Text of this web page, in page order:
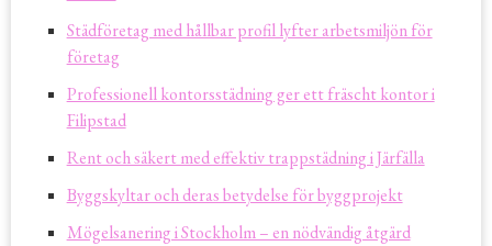
Städföretag med hållbar profil lyfter arbetsmiljön för
företag
Professionell kontorsstädning ger ett fräscht kontor i
Filipstad
Rent och säkert med effektiv trappstädning i Järfälla
Byggskyltar och deras betydelse för byggprojekt
Mögelsanering i Stockholm – en nödvändig åtgärd